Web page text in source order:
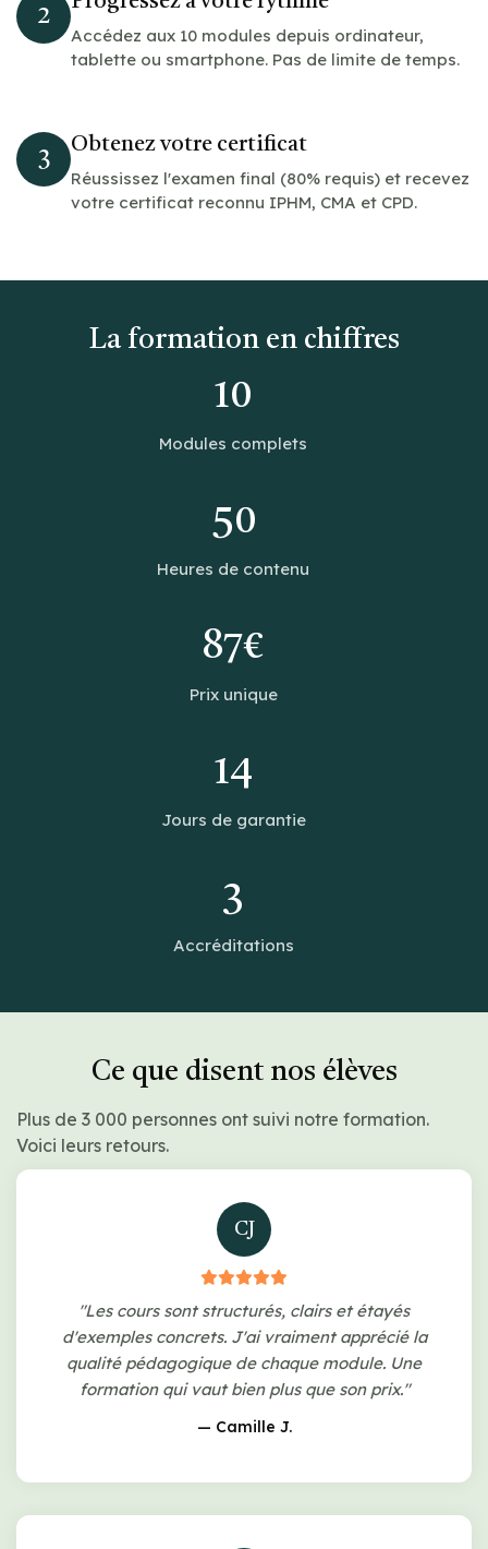
2
Accédez aux 10 modules depuis ordinateur,
tablette ou smartphone. Pas de limite de temps.
3
Obtenez votre certificat
Réussissez l'examen final (80% requis) et recevez
votre certificat reconnu IPHM, CMA et CPD.
La formation en chiffres
10
Modules complets
50
Heures de contenu
87€
Prix unique
14
Jours de garantie
3
Accréditations
Ce que disent nos élèves
Plus de 3 000 personnes ont suivi notre formation.
Voici leurs retours.
CJ
"Les cours sont structurés, clairs et étayés
d'exemples concrets. J'ai vraiment apprécié la
qualité pédagogique de chaque module. Une
formation qui vaut bien plus que son prix."
— Camille J.